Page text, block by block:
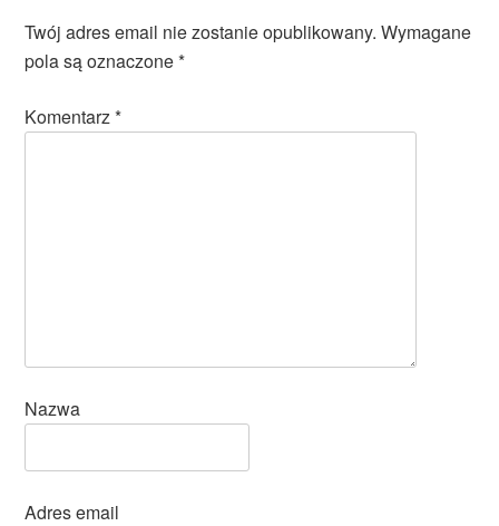
Twój adres email nie zostanie opublikowany. Wymagane
pola są oznaczone*
Komentarz*
Nazwa
Adres email